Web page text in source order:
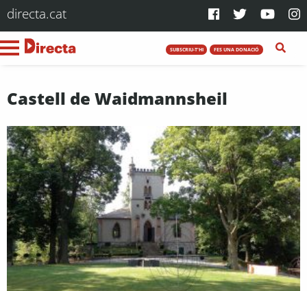
directa.cat
SUBSCRIU-T'HI FES UNA DONACIÓ
Castell de Waidmannsheil